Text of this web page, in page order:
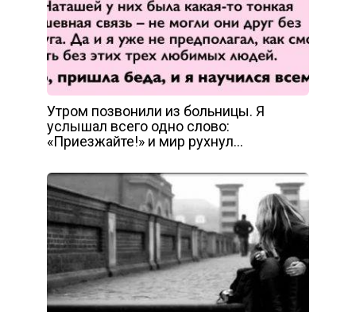
Утром позвонили из больницы. Я
услышал всего одно слово:
«Приезжайте!» и мир рухнул…